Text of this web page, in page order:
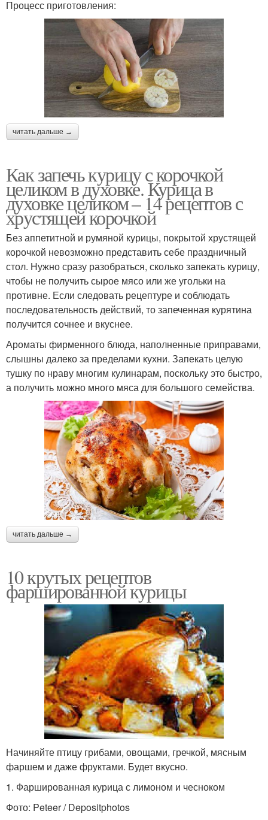
Процесс приготовления:
читать дальше →
Как запечь курицу с корочкой
целиком в духовке. Курица в
духовке целиком – 14 рецептов с
хрустящей корочкой
Без аппетитной и румяной курицы, покрытой хрустящей
корочкой невозможно представить себе праздничный
стол. Нужно сразу разобраться, сколько запекать курицу,
чтобы не получить сырое мясо или же угольки на
противне. Если следовать рецептуре и соблюдать
последовательность действий, то запеченная курятина
получится сочнее и вкуснее.
Ароматы фирменного блюда, наполненные приправами,
слышны далеко за пределами кухни. Запекать целую
тушку по нраву многим кулинарам, поскольку это быстро,
а получить можно много мяса для большого семейства.
читать дальше →
10 крутых рецептов
фаршированной курицы
Начиняйте птицу грибами, овощами, гречкой, мясным
фаршем и даже фруктами. Будет вкусно.
1. Фаршированная курица с лимоном и чесноком
Фото: Peteer / Depositphotos